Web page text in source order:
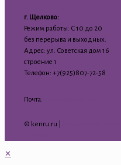
г. Щелково:
Режим работы: С 10 до 20
без перерыва и выходных.
Адрес: ул. Советская дом 16
строение 1
Телефон: +7(925)807-72-58
Почта:
© kenru.ru |
✕